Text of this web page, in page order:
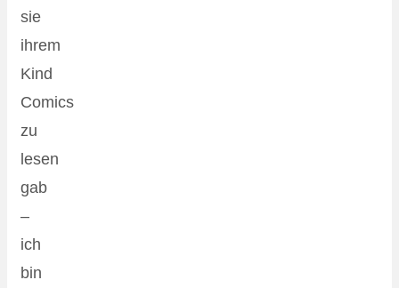
sie
ihrem
Kind
Comics
zu
lesen
gab
–
ich
bin